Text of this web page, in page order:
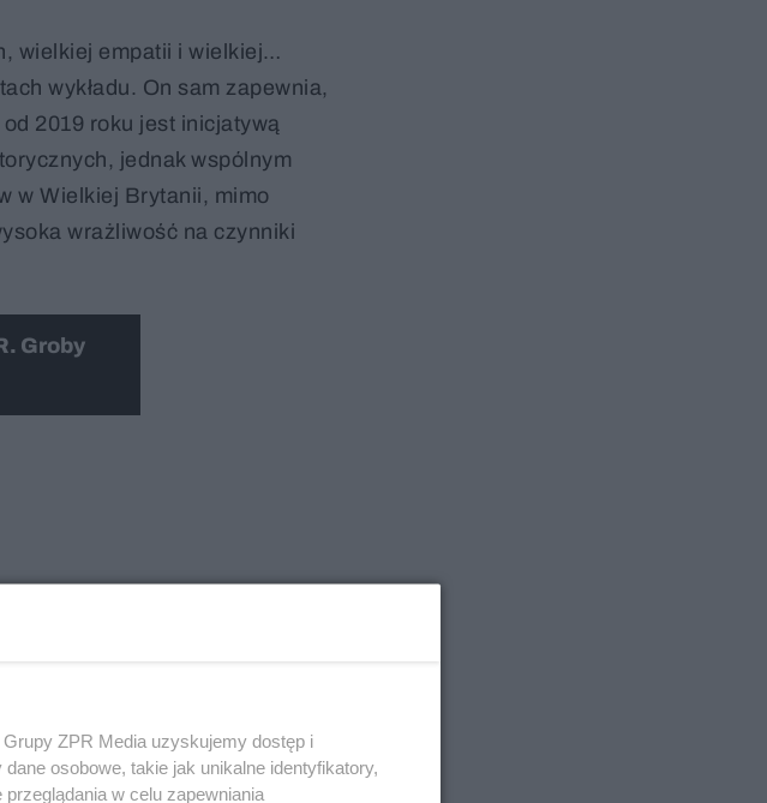
wielkiej empatii i wielkiej…
wykładu. On sam zapewnia,
2019 roku jest inicjatywą
jednak wspólnym
w Wielkiej Brytanii, mimo
wrażliwość na czynniki
Groby
ZPR Media uzyskujemy dostęp i
osobowe, takie jak unikalne identyfikatory,
w celu zapewniania